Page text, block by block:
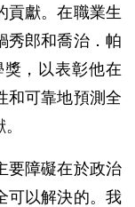
貢獻。在職業生
秀郎和喬治．帕
，以表彰他在
和可靠地預測全
要障礙在於政治
可以解決的。我